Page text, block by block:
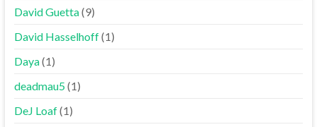
David Guetta(9)
David Hasselhoff(1)
Daya(1)
deadmau5(1)
DeJ Loaf(1)